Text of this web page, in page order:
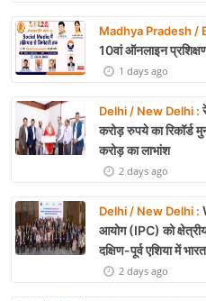
Madhya Pradesh /
10वां ऑनलाइन
1 days ago
Delhi / New Delhi :
करोड़ रुपये का रिकॉर्ड
करोड़ का लाभांश
2 days ago
Delhi / New Delhi :
आयोग (IPC) को क्षेत्रीय
दक्षिण-पूर्व एशिया में
2 days ago